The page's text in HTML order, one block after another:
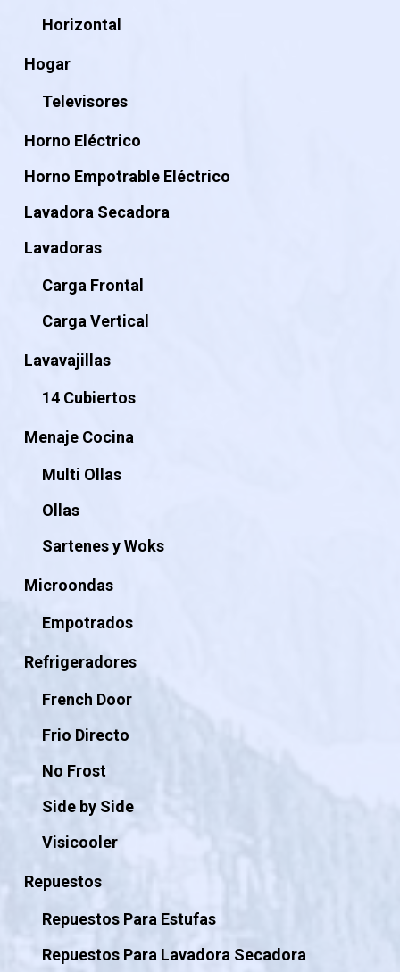
Horizontal
Hogar
Televisores
Horno Eléctrico
Horno Empotrable Eléctrico
Lavadora Secadora
Lavadoras
Carga Frontal
Carga Vertical
Lavavajillas
14 Cubiertos
Menaje Cocina
Multi Ollas
Ollas
Sartenes y Woks
Microondas
Empotrados
Refrigeradores
French Door
Frio Directo
No Frost
Side by Side
Visicooler
Repuestos
Repuestos Para Estufas
Repuestos Para Lavadora Secadora